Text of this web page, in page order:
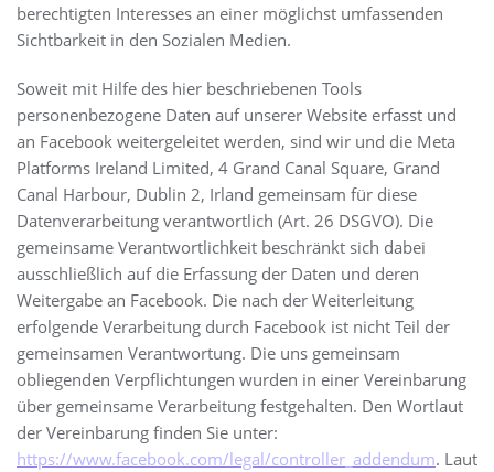
berechtigten Interesses an einer möglichst umfassenden
Sichtbarkeit in den Sozialen Medien.
Soweit mit Hilfe des hier beschriebenen Tools
personenbezogene Daten auf unserer Website erfasst und
an Facebook weitergeleitet werden, sind wir und die Meta
Platforms Ireland Limited, 4 Grand Canal Square, Grand
Canal Harbour, Dublin 2, Irland gemeinsam für diese
Datenverarbeitung verantwortlich (Art. 26 DSGVO). Die
gemeinsame Verantwortlichkeit beschränkt sich dabei
ausschließlich auf die Erfassung der Daten und deren
Weitergabe an Facebook. Die nach der Weiterleitung
erfolgende Verarbeitung durch Facebook ist nicht Teil der
gemeinsamen Verantwortung. Die uns gemeinsam
obliegenden Verpflichtungen wurden in einer Vereinbarung
über gemeinsame Verarbeitung festgehalten. Den Wortlaut
der Vereinbarung finden Sie unter:
https://www.facebook.com/legal/controller_addendum. Laut